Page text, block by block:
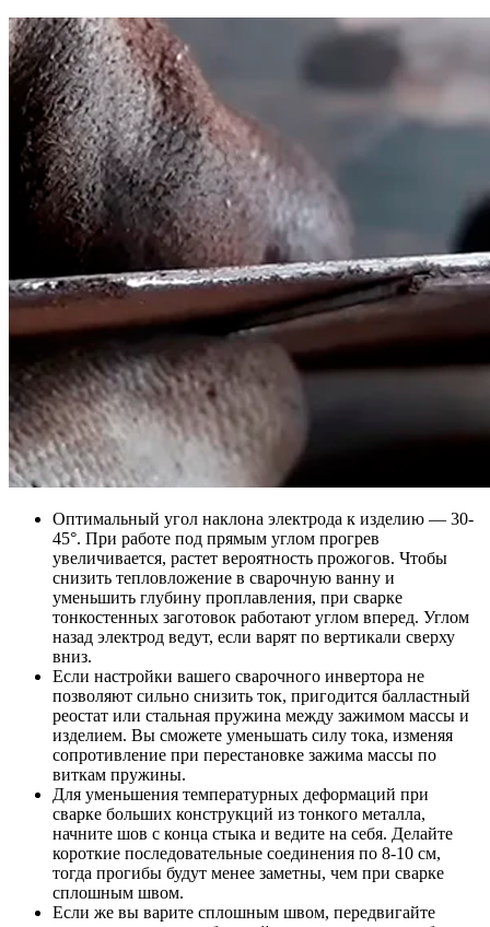
Оптимальный угол наклона электрода к изделию — 30-
45°. При работе под прямым углом прогрев
увеличивается, растет вероятность прожогов. Чтобы
снизить тепловложение в сварочную ванну и
уменьшить глубину проплавления, при сварке
тонкостенных заготовок работают углом вперед. Углом
назад электрод ведут, если варят по вертикали сверху
вниз.
Если настройки вашего сварочного инвертора не
позволяют сильно снизить ток, пригодится балластный
реостат или стальная пружина между зажимом массы и
изделием. Вы сможете уменьшать силу тока, изменяя
сопротивление при перестановке зажима массы по
виткам пружины.
Для уменьшения температурных деформаций при
сварке больших конструкций из тонкого металла,
начните шов с конца стыка и ведите на себя. Делайте
короткие последовательные соединения по 8-10 см,
тогда прогибы будут менее заметны, чем при сварке
сплошным швом.
Если же вы варите сплошным швом, передвигайте